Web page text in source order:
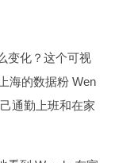
变化？这个可视
海的数据粉 Wen
通勤上班和在家